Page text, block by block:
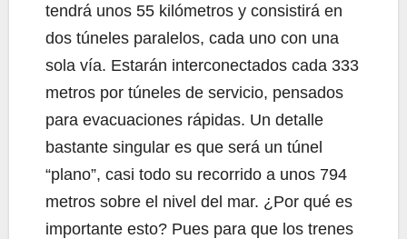
tendrá unos 55 kilómetros y consistirá en
dos túneles paralelos, cada uno con una
sola vía. Estarán interconectados cada 333
metros por túneles de servicio, pensados
para evacuaciones rápidas. Un detalle
bastante singular es que será un túnel
“plano”, casi todo su recorrido a unos 794
metros sobre el nivel del mar. ¿Por qué es
importante esto? Pues para que los trenes